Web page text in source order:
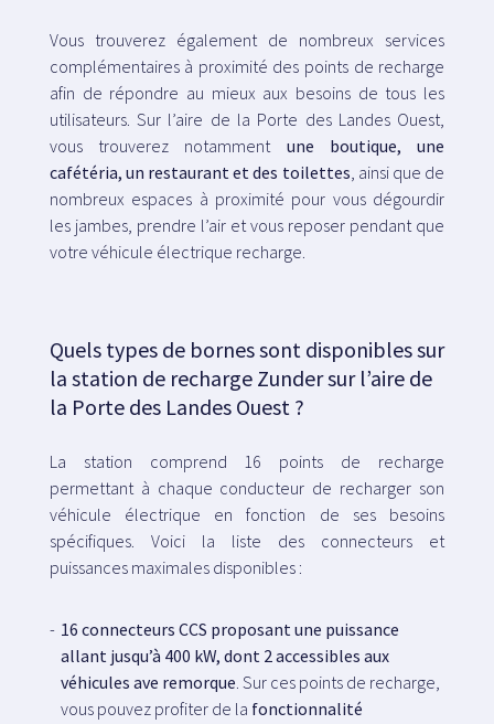
Vous trouverez également de nombreux services
complémentaires à proximité des points de recharge
afin de répondre au mieux aux besoins de tous les
utilisateurs. Sur l’aire de la Porte des Landes Ouest,
vous trouverez notamment une boutique, une
cafétéria, un restaurant et des toilettes , ainsi que de
nombreux espaces à proximité pour vous dégourdir
les jambes, prendre l’air et vous reposer pendant que
votre véhicule électrique recharge.
Quels types de bornes sont disponibles sur
la station de recharge Zunder sur l’aire de
la Porte des Landes Ouest ?
La station comprend 16 points de recharge
permettant à chaque conducteur de recharger son
véhicule électrique en fonction de ses besoins
spécifiques. Voici la liste des connecteurs et
puissances maximales disponibles :
16 connecteurs CCS proposant une puissance
allant jusqu’à 400 kW, dont 2 accessibles aux
véhicules ave remorque . Sur ces points de recharge,
vous pouvez profiter de la fonctionnalité